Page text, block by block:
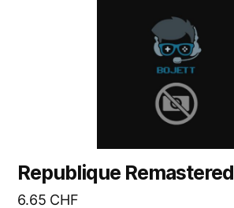
Republique Remastered
6.65 CHF